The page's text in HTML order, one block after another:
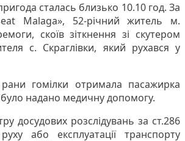
сталась близько 10.10 год. За
Malaga», 52-річний житель м.
скоїв зіткнення зі скутером
с. Скраглівки, який рухався у
гомілки отримала пасажирка
було надано медичну допомогу.
досудових розслідувань за ст.286
або експлуатації транспорту